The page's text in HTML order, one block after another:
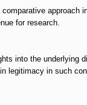
approach
for research.
into the underlying
legitimacy in such